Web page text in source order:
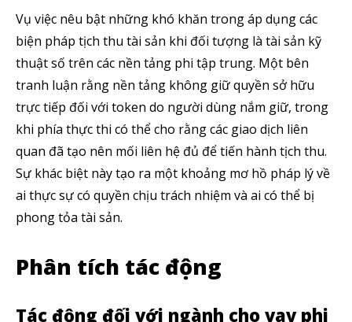
Vụ việc nêu bật những khó khăn trong áp dụng các
biện pháp tịch thu tài sản khi đối tượng là tài sản kỹ
thuật số trên các nền tảng phi tập trung. Một bên
tranh luận rằng nền tảng không giữ quyền sở hữu
trực tiếp đối với token do người dùng nắm giữ, trong
khi phía thực thi có thể cho rằng các giao dịch liên
quan đã tạo nên mối liên hệ đủ để tiến hành tịch thu.
Sự khác biệt này tạo ra một khoảng mơ hồ pháp lý về
ai thực sự có quyền chịu trách nhiệm và ai có thể bị
phong tỏa tài sản.
Phân tích tác động
Tác động đối với ngành cho vay phi